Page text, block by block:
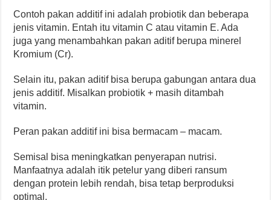
Contoh pakan additif ini adalah probiotik dan beberapa
jenis vitamin. Entah itu vitamin C atau vitamin E. Ada
juga yang menambahkan pakan aditif berupa minerel
Kromium (Cr).
Selain itu, pakan aditif bisa berupa gabungan antara dua
jenis additif. Misalkan probiotik + masih ditambah
vitamin.
Peran pakan additif ini bisa bermacam – macam.
Semisal bisa meningkatkan penyerapan nutrisi.
Manfaatnya adalah itik petelur yang diberi ransum
dengan protein lebih rendah, bisa tetap berproduksi
optimal.